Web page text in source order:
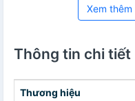
Xem
Thông tin chi tiết
Thương hiệu